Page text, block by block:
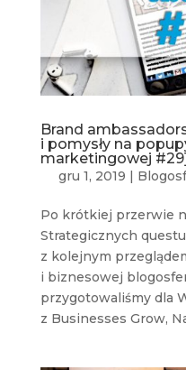
Brand
i pomysły na
marketingowej
gru 1, 2019 |
Po krótkiej przerwie
Strategicznych
z kolejnym
i biznesowej
przygotowaliśmy dla
z Businesses Grow,